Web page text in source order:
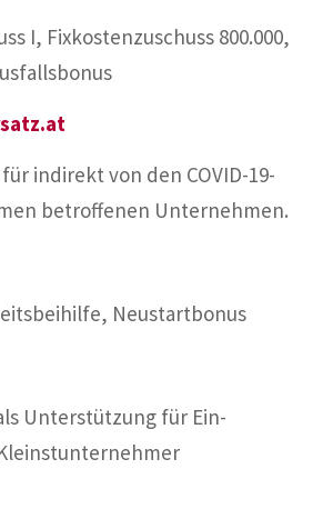
I, Fixkostenzuschuss 800.000,
indirekt von den COVID-19-
betroffenen Unternehmen.
Neustartbonus
Unterstützung für Ein-